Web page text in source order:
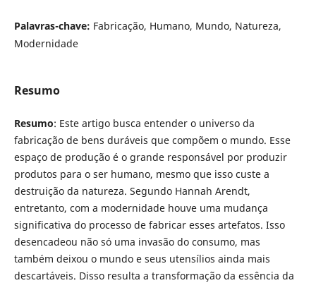
Palavras-chave: Fabricação, Humano, Mundo, Natureza,
Modernidade
Resumo
Resumo: Este artigo busca entender o universo da
fabricação de bens duráveis que compõem o mundo. Esse
espaço de produção é o grande responsável por produzir
produtos para o ser humano, mesmo que isso custe a
destruição da natureza. Segundo Hannah Arendt,
entretanto, com a modernidade houve uma mudança
significativa do processo de fabricar esses artefatos. Isso
desencadeou não só uma invasão do consumo, mas
também deixou o mundo e seus utensílios ainda mais
descartáveis. Disso resulta a transformação da essência da